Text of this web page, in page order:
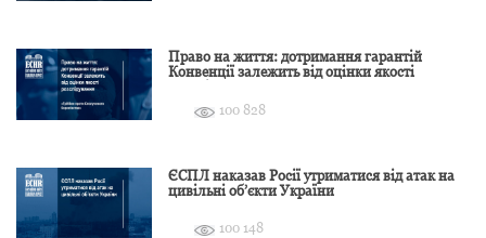
Право на життя: дотримання гарантій
Конвенції залежить від оцінки якості
100 828
ЄСПЛ наказав Росії утриматися від атак на
цивільні об’єкти України
100 148